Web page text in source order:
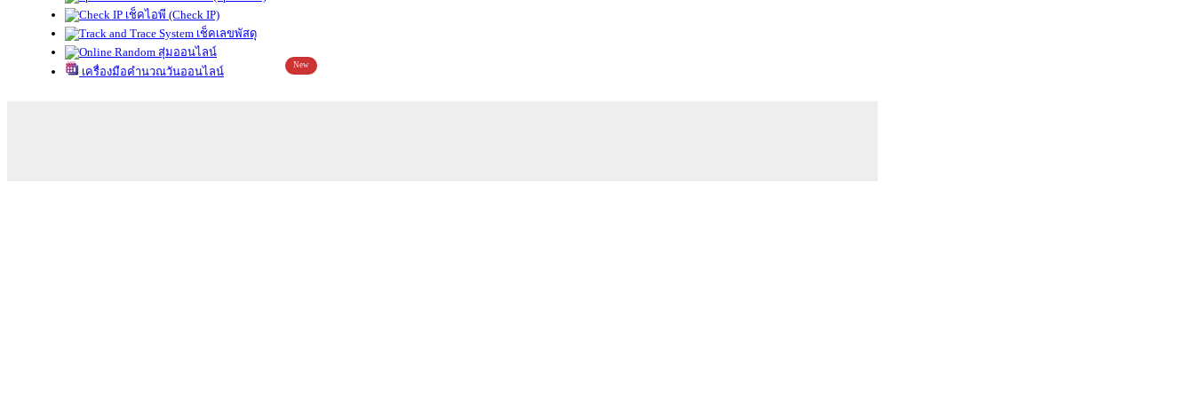
เช็คไอพี (Check IP)
เช็คเลขพัสดุ
สุ่มออนไลน์
เครื่องมือคำนวณวันออนไลน์
New